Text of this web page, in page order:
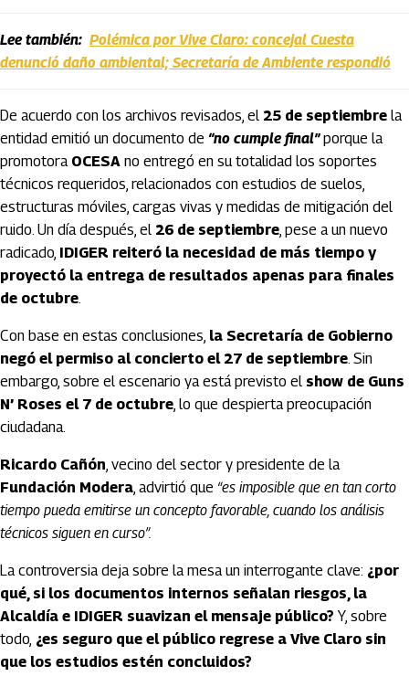
Lee también: Polémica por Vive Claro: concejal Cuesta
denunció daño ambiental; Secretaría de Ambiente respondió
De acuerdo con los archivos revisados, el 25 de septiembre la
entidad emitió un documento de “no cumple final”porque la
promotoraOCESA no entregó en su totalidad los soportes
técnicos requeridos, relacionados con estudios de suelos,
estructuras móviles, cargas vivas y medidas de mitigación del
ruido. Un día después, el 26 de septiembre, pese a un nuevo
radicado, IDIGER reiteró la necesidad de más tiempo y
proyectó la entrega de resultados apenas para finales
de octubre.
Con base en estas conclusiones, la Secretaría de Gobierno
negó el permiso al concierto el 27 de septiembre. Sin
embargo, sobre el escenario ya está previsto el show de Guns
N’ Roses el 7 de octubre, lo que despierta preocupación
ciudadana.
Ricardo Cañón, vecino del sector y presidente de la
Fundación Modera, advirtió que “es imposible que en tan corto
tiempo pueda emitirse un concepto favorable, cuando los análisis
técnicos siguen en curso”.
La controversia deja sobre la mesa un interrogante clave: ¿por
qué, si los documentos internos señalan riesgos, la
Alcaldía e IDIGER suavizan el mensaje público? Y, sobre
todo, ¿es seguro que el público regrese a Vive Claro sin
que los estudios estén concluidos?